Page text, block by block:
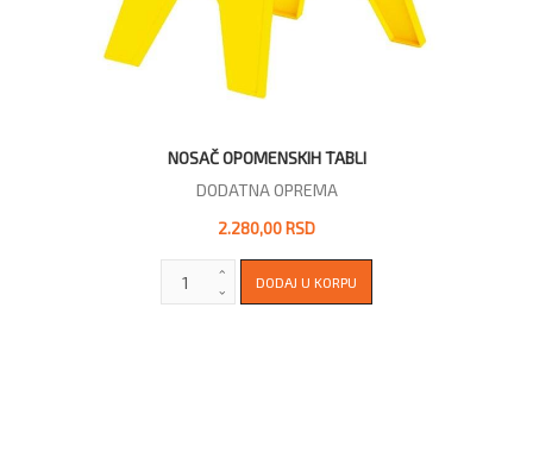
NOSAČ OPOMENSKIH TABLI
DODATNA OPREMA
2.280,00 RSD